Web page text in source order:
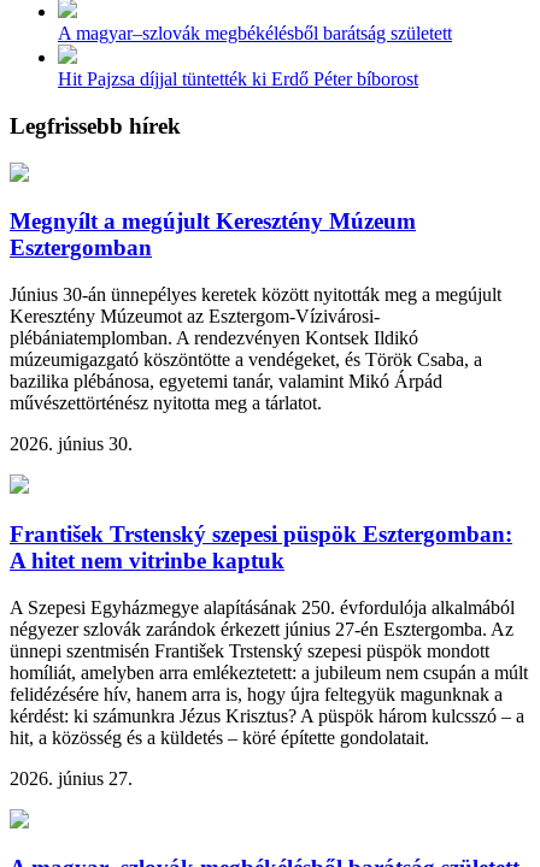
A magyar–szlovák megbékélésből barátság született
Hit Pajzsa díjjal tüntették ki Erdő Péter bíborost
Legfrissebb hírek
Megnyílt a megújult Keresztény Múzeum
Esztergomban
Június 30-án ünnepélyes keretek között nyitották meg a megújult
Keresztény Múzeumot az Esztergom-Vízivárosi-
plébániatemplomban. A rendezvényen Kontsek Ildikó
múzeumigazgató köszöntötte a vendégeket, és Török Csaba, a
bazilika plébánosa, egyetemi tanár, valamint Mikó Árpád
művészettörténész nyitotta meg a tárlatot.
2026. június 30.
František Trstenský szepesi püspök Esztergomban:
A hitet nem vitrinbe kaptuk
A Szepesi Egyházmegye alapításának 250. évfordulója alkalmából
négyezer szlovák zarándok érkezett június 27-én Esztergomba. Az
ünnepi szentmisén František Trstenský szepesi püspök mondott
homíliát, amelyben arra emlékeztetett: a jubileum nem csupán a múlt
felidézésére hív, hanem arra is, hogy újra feltegyük magunknak a
kérdést: ki számunkra Jézus Krisztus? A püspök három kulcsszó – a
hit, a közösség és a küldetés – köré építette gondolatait.
2026. június 27.